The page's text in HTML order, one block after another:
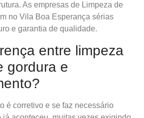
As empresas de Limpeza de
no Vila Boa Esperança sérias
e garantia de qualidade.
entre limpeza
gordura e
é corretivo e se faz necessário